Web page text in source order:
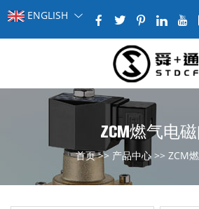
ENGLISH
ZCM燃气电
首页>> 产品中心 >> ZCM